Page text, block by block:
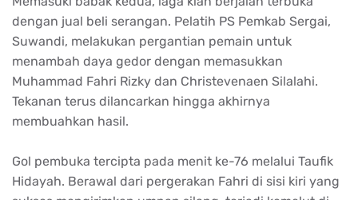
dengan jual beli serangan. Pelatih PS Pemkab Sergai,
Suwandi, melakukan pergantian pemain untuk
menambah daya gedor dengan memasukkan
Muhammad Fahri Rizky dan Christevenaen Silalahi.
Tekanan terus dilancarkan hingga akhirnya
membuahkan hasil.
Gol pembuka tercipta pada menit ke-76 melalui Taufik
Hidayah. Berawal dari pergerakan Fahri di sisi kiri yang